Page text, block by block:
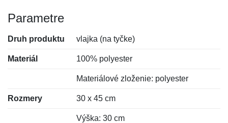
Parametre
Druh produktu vlajka (na tyčke)
Materiál 100% polyester
Materiálové zloženie: polyester
Rozmery 30 x 45 cm
Výška: 30 cm